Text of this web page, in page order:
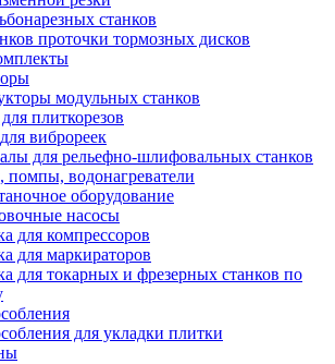
станков
проточки тормозных дисков
модульных станков
плиткорезов
виброреек
для рельефно-шлифовальных станков
помпы, водонагреватели
оборудование
насосы
для компрессоров
для маркираторов
для токарных и фрезерных станков по
для укладки плитки